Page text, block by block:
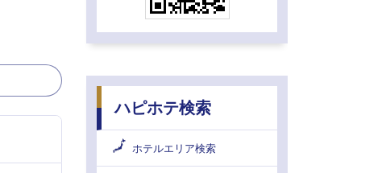
ハピホテ検索
ホテルエリア検索